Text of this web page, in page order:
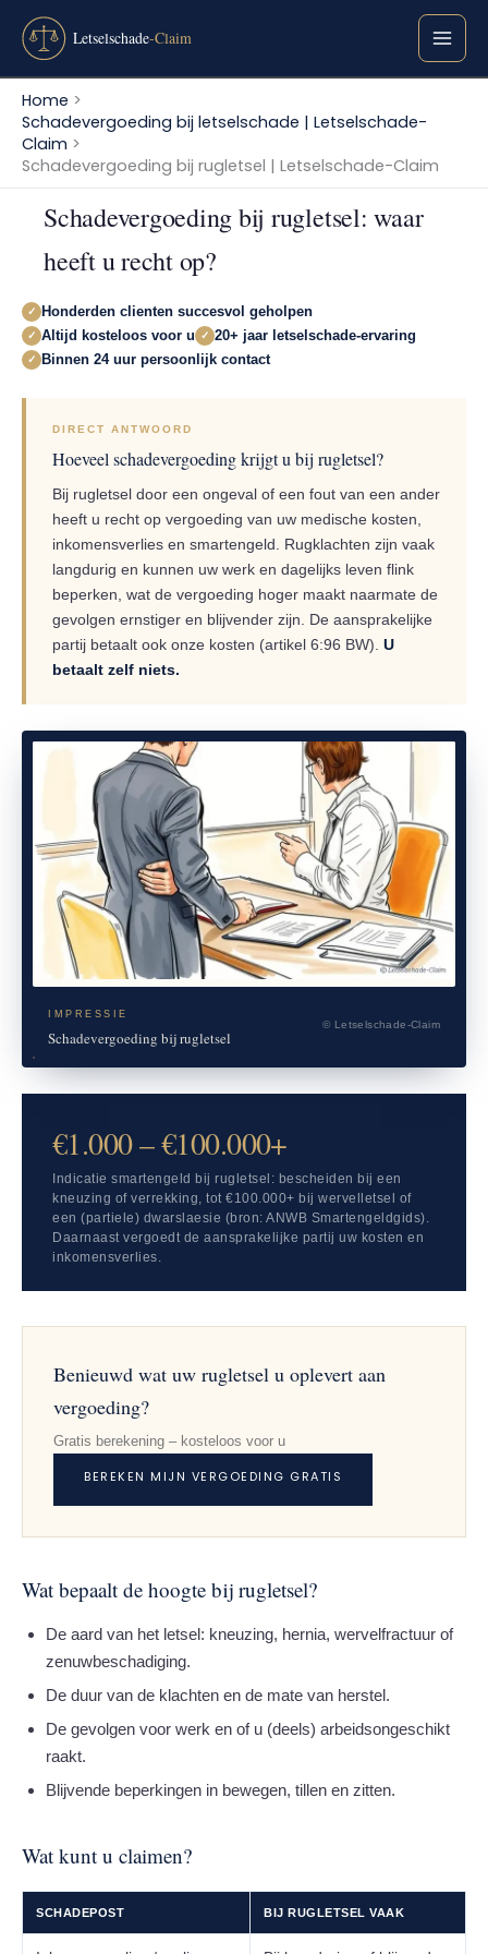
naar
inhoudHome
Schadevergoeding bij letselschade | Letselschade-
Claim
Schadevergoeding bij rugletsel | Letselschade-Claim
Schadevergoeding bij rugletsel: waar
heeft u recht op?
✓ Honderden clienten succesvol geholpen
✓ Altijd kosteloos voor u ✓ 20+ jaar letselschade-ervaring
✓ Binnen 24 uur persoonlijk contact
DIRECT ANTWOORD
Hoeveel schadevergoeding krijgt u bij rugletsel?
Bij rugletsel door een ongeval of een fout van een ander
heeft u recht op vergoeding van uw medische kosten,
inkomensverlies en smartengeld. Rugklachten zijn vaak
langdurig en kunnen uw werk en dagelijks leven flink
beperken, wat de vergoeding hoger maakt naarmate de
gevolgen ernstiger en blijvender zijn. De aansprakelijke
partij betaalt ook onze kosten (artikel 6:96 BW). U
betaalt zelf niets.
IMPRESSIE
Schadevergoeding bij rugletsel
© Letselschade-Claim
€1.000 – €100.000+
Indicatie smartengeld bij rugletsel: bescheiden bij een
kneuzing of verrekking, tot €100.000+ bij wervelletsel of
een (partiele) dwarslaesie (bron: ANWB Smartengeldgids).
Daarnaast vergoedt de aansprakelijke partij uw kosten en
inkomensverlies.
Benieuwd wat uw rugletsel u oplevert aan
vergoeding?
Gratis berekening – kosteloos voor u
BEREKEN MIJN VERGOEDING GRATIS
Wat bepaalt de hoogte bij rugletsel?
De aard van het letsel: kneuzing, hernia, wervelfractuur of
zenuwbeschadiging.
De duur van de klachten en de mate van herstel.
De gevolgen voor werk en of u (deels) arbeidsongeschikt
raakt.
Blijvende beperkingen in bewegen, tillen en zitten.
Wat kunt u claimen?
SCHADEPOST BIJ RUGLETSEL VAAK